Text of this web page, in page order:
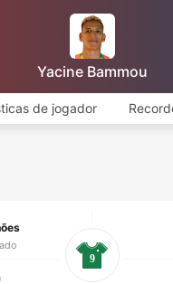
Yacine Bammou
de jogador
9